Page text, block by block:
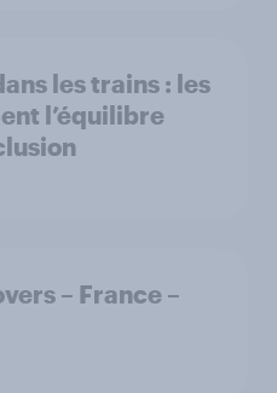
les trains : les
l’équilibre
– France –